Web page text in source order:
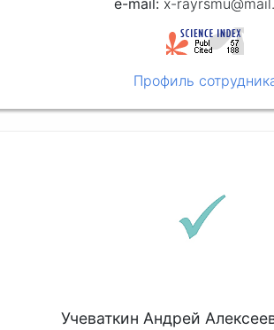
Профиль
Учеваткин Андрей